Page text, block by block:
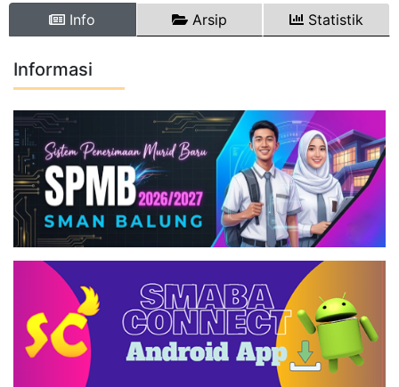
Info Arsip Statistik
Informasi